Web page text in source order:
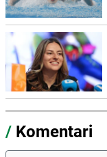
/ Komentari